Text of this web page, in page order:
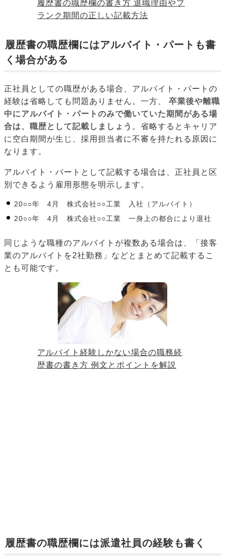
履歴書の職歴欄の書き方 退職理由やブ
ランク期間の正しい記載方法
履歴書の職歴欄にはアルバイト・パートも書
く場合がある
正社員としての職歴がある場合、アルバイト・パートの
経験は省略しても問題ありません。一方、
卒業後や離職
中にアルバイト・パートのみで働いていた期間がある場
合は、職歴として記載しましょう 。省略するとキャリア
に空白期間が生じ、採用担当者に不審を持たれる原因に
なります。
アルバイト・パートとして記載する場合は、正社員と区
別できるよう雇用形態を明示します。
20○○年 4月 株式会社○○工業 入社（アルバイト）
20○○年 4月 株式会社○○工業 一身上の都合により退社
同じような職種のアルバイトが複数ある場合は、「接客
業のアルバイトを2社勤務」などとまとめて記載するこ
とも可能です。
アルバイト経験しかない場合の職務経
歴書の書き方 例文とポイントを解説
履歴書の職歴欄には派遣社員の経験も書く